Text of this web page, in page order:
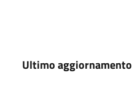
Ultimo aggiornamento